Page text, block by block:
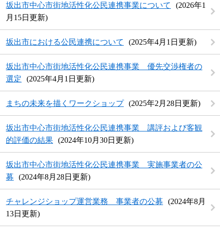
坂出市中心市街地活性化公民連携事業について
2026年1
月15日更新
坂出市における公民連携について 2025年4月1日更新
坂出市中心市街地活性化公民連携事業 優先交渉権者の
選定
2025年4月1日更新
まちの未来を描くワークショップ 2025年2月28日更新
坂出市中心市街地活性化公民連携事業 講評および客観
的評価の結果
2024年10月30日更新
坂出市中心市街地活性化公民連携事業 実施事業者の公
募
2024年8月28日更新
チャレンジショップ運営業務 事業者の公募
2024年8月
13日更新